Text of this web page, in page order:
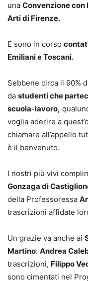
una Convenzione
Arti di Firenze.
E sono in corso
Emiliani e Toscani.
Sebbene circa il 90%
da studenti che
scuola-lavoro,
voglia aderire a
chiamare all’appello
è il benvenuto.
I nostri più vivi
Gonzaga di
della Professoressa
trascrizioni affidate
Un grazie va anche ai
Martino: Andrea
trascrizioni, Filippo
sono cimentati nel